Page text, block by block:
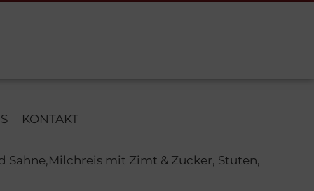
KONTAKT
mit Zimt & Zucker, Stuten,